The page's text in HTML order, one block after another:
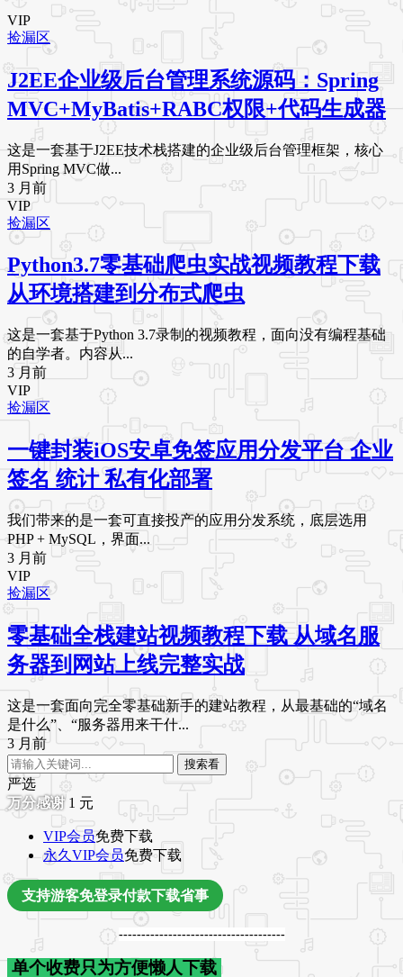
VIP
捡漏区
J2EE企业级后台管理系统源码：Spring
MVC+MyBatis+RABC权限+代码生成器
这是一套基于J2EE技术栈搭建的企业级后台管理框架，核心
用Spring MVC做...
3 月前
VIP
捡漏区
Python3.7零基础爬虫实战视频教程下载
从环境搭建到分布式爬虫
这是一套基于Python 3.7录制的视频教程，面向没有编程基础
的自学者。内容从...
3 月前
VIP
捡漏区
一键封装iOS安卓免签应用分发平台 企业
签名 统计 私有化部署
我们带来的是一套可直接投产的应用分发系统，底层选用
PHP + MySQL，界面...
3 月前
VIP
捡漏区
零基础全栈建站视频教程下载 从域名服
务器到网站上线完整实战
这是一套面向完全零基础新手的建站教程，从最基础的“域名
是什么”、“服务器用来干什...
3 月前
搜索看
严选
1 元
VIP会员免费下载
永久VIP会员免费下载
支持游客免登录付款下载省事
-------------------------------------
单个收费只为方便懒人下载